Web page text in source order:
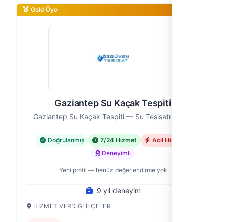
Gold Üye
Gaziantep Su Kaçak Tespiti
Gaziantep Su Kaçak Tespiti — Su Tesisatı Ustası
Doğrulanmış 7/24 Hizmet
Acil Hizmet
Deneyimli
Yeni profil — henüz değerlendirme yok
9 yıl deneyim
HIZMET VERDIĞI İLÇELER